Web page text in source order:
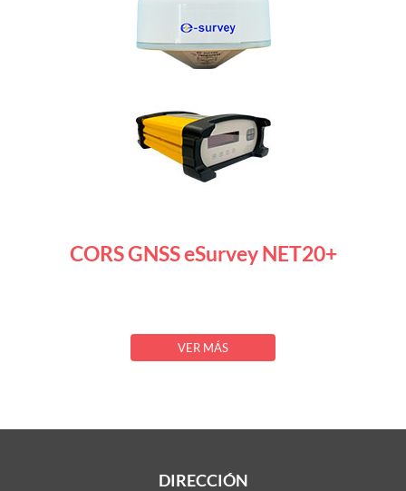
CORS GNSS eSurvey NET20+
VER MÁS
DIRECCIÓN